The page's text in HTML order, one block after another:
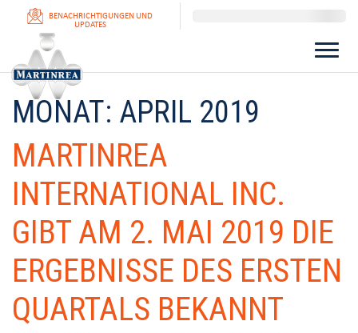
BENACHRICHTIGUNGEN UND
UPDATES
MONAT: APRIL 2019
MARTINREA
INTERNATIONAL INC.
GIBT AM 2. MAI 2019 DIE
ERGEBNISSE DES ERSTEN
QUARTALS BEKANNT